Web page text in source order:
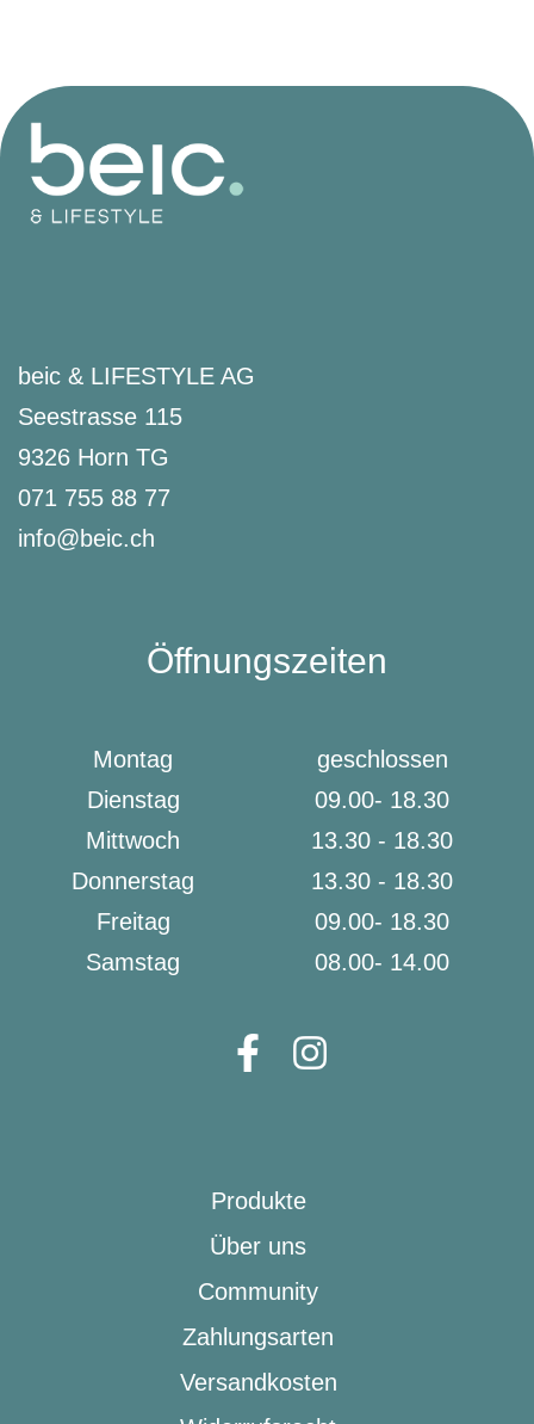
beic & LIFESTYLE AG
Seestrasse 115
9326 Horn TG
071 755 88 77
info@beic.ch
Öffnungszeiten
Montag
geschlossen
Dienstag
09.00- 18.30
Mittwoch
13.30 - 18.30
Donnerstag
13.30 - 18.30
Freitag
09.00- 18.30
Samstag
08.00- 14.00
Produkte
Über uns
Community
Zahlungsarten
Versandkosten